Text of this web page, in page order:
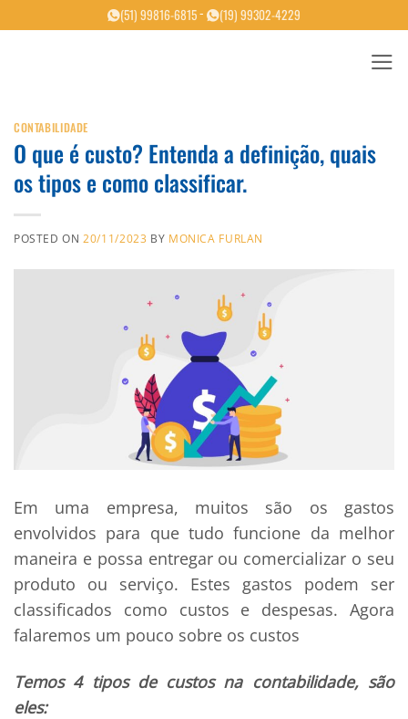
(51) 99816-6815- (19) 99302-4229
CONTABILIDADE
O que é custo? Entenda a definição, quais
os tipos e como classificar.
POSTED ON20/11/2023 BY MONICA FURLAN
Em uma empresa, muitos são os gastos
envolvidos para que tudo funcione da melhor
maneira e possa entregar ou comercializar o seu
produto ou serviço. Estes gastos podem ser
classificados como custos e despesas. Agora
falaremos um pouco sobre os custos
Temos 4 tipos de custos na contabilidade, são
eles: